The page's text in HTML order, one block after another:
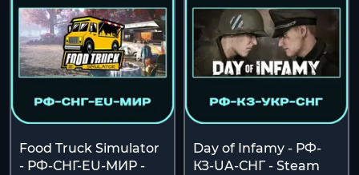
Food Truck Simulator
- РФ-СНГ-EU-МИР -
Day of Infamy - РФ-
КЗ-UA-СНГ - Steam